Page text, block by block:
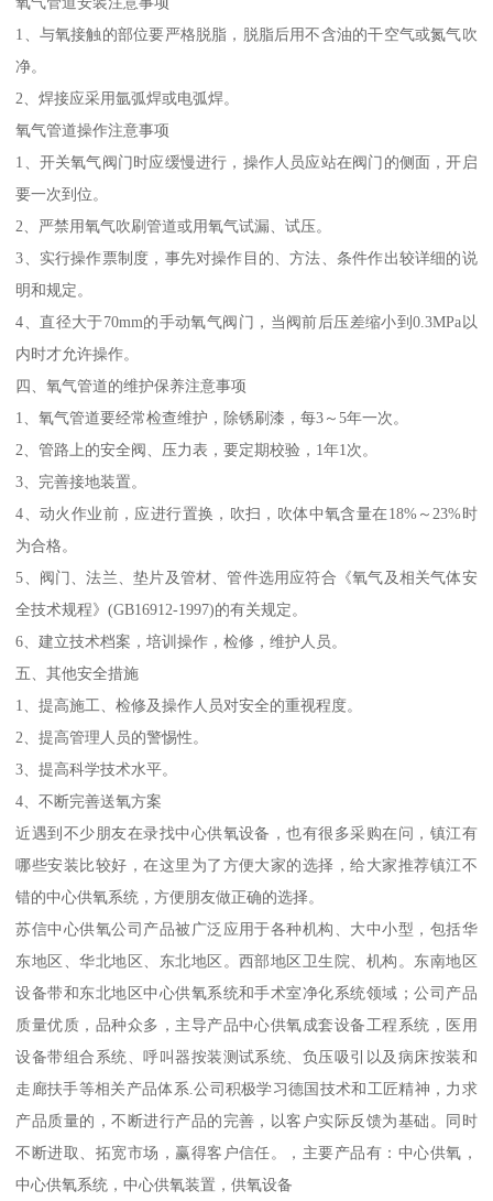
1、与氧接触的部位要严格脱脂，脱脂后用不含油的干空气或氮气吹
净。
2、焊接应采用氩弧焊或电弧焊。
氧气管道操作注意事项
1、开关氧气阀门时应缓慢进行，操作人员应站在阀门的侧面，开启
要一次到位。
2、严禁用氧气吹刷管道或用氧气试漏、试压。
3、实行操作票制度，事先对操作目的、方法、条件作出较详细的说
明和规定。
4、直径大于70mm的手动氧气阀门，当阀前后压差缩小到0.3MPa以
内时才允许操作。
四、氧气管道的维护保养注意事项
1、氧气管道要经常检查维护，除锈刷漆，每3～5年一次。
2、管路上的安全阀、压力表，要定期校验，1年1次。
3、完善接地装置。
4、动火作业前，应进行置换，吹扫，吹体中氧含量在18%～23%时
为合格。
5、阀门、法兰、垫片及管材、管件选用应符合《氧气及相关气体安
全技术规程》(GB16912-1997)的有关规定。
6、建立技术档案，培训操作，检修，维护人员。
五、其他安全措施
1、提高施工、检修及操作人员对安全的重视程度。
2、提高管理人员的警惕性。
3、提高科学技术水平。
4、不断完善送氧方案
近遇到不少朋友在录找中心供氧设备，也有很多采购在问，镇江有
哪些安装比较好，在这里为了方便大家的选择，给大家推荐镇江不
错的中心供氧系统，方便朋友做正确的选择。
苏信中心供氧公司产品被广泛应用于各种机构、大中小型，包括华
东地区、华北地区、东北地区。西部地区卫生院、机构。东南地区
设备带和东北地区中心供氧系统和手术室净化系统领域；公司产品
质量优质，品种众多，主导产品中心供氧成套设备工程系统，医用
设备带组合系统、呼叫器按装测试系统、负压吸引以及病床按装和
走廊扶手等相关产品体系.公司积极学习德国技术和工匠精神，力求
产品质量的，不断进行产品的完善，以客户实际反馈为基础。同时
不断进取、拓宽市场，赢得客户信任。，主要产品有：中心供氧，
中心供氧系统，中心供氧装置，供氧设备